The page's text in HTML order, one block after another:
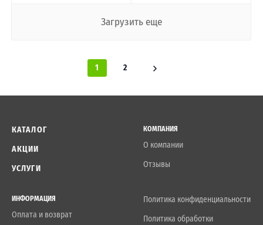
Загрузить еще
1 2
КАТАЛОГ
АКЦИИ
УСЛУГИ
КОМПАНИЯ
О компании
Отзывы
ИНФОРМАЦИЯ
Оплата и возврат
Политика конфиденциальности
Политика обработки